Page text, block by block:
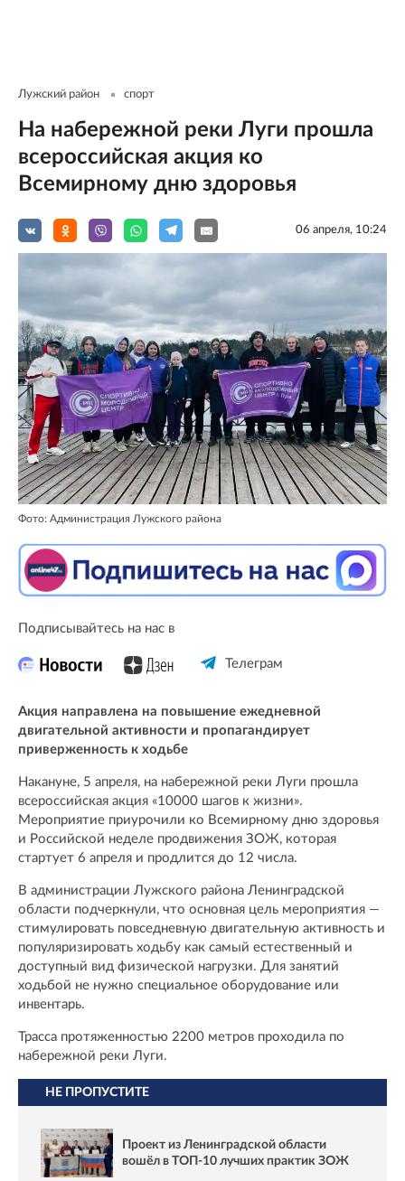
Лужский район спорт
На набережной реки Луги прошла
всероссийская акция ко
Всемирному дню здоровья
06 апреля, 10:24
Фото: Администрация Лужского района
Подписывайтесь на нас в
Телеграм
Акция направлена на повышение ежедневной
двигательной активности и пропагандирует
приверженность к ходьбе
Накануне, 5 апреля, на набережной реки Луги прошла
всероссийская акция «10000 шагов к жизни».
Мероприятие приурочили ко Всемирному дню здоровья
и Российской неделе продвижения ЗОЖ, которая
стартует 6 апреля и продлится до 12 числа.
В администрации Лужского района Ленинградской
области подчеркнули, что основная цель мероприятия —
стимулировать повседневную двигательную активность и
популяризировать ходьбу как самый естественный и
доступный вид физической нагрузки. Для занятий
ходьбой не нужно специальное оборудование или
инвентарь.
Трасса протяженностью 2200 метров проходила по
набережной реки Луги.
НЕ ПРОПУСТИТЕ
Проект из Ленинградской области
вошёл в ТОП-10 лучших практик ЗОЖ